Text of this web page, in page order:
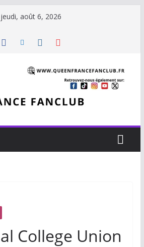
jeudi, août 6, 2026
College Union